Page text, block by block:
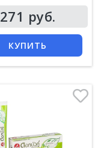
271 руб.
КУПИТЬ